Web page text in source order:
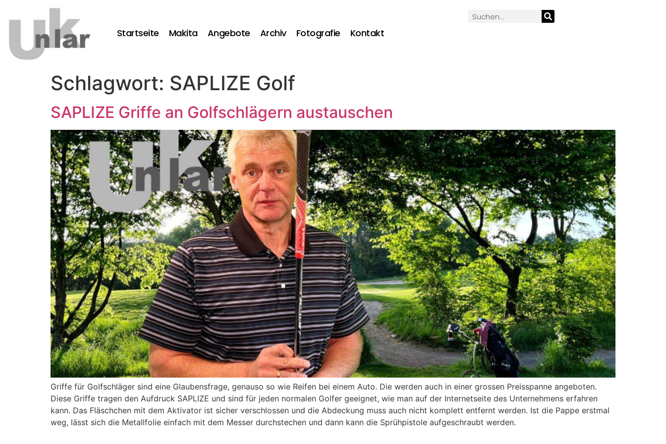
Startseite Makita Angebote Archiv Fotografie Kontakt
Schlagwort: SAPLIZE Golf
SAPLIZE Griffe an Golfschlägern austauschen
Griffe für Golfschläger sind eine Glaubensfrage, genauso so wie Reifen bei einem Auto. Die werden auch in einer grossen Preisspanne angeboten.
Diese Griffe tragen den Aufdruck SAPLIZE und sind für jeden normalen Golfer geeignet, wie man auf der Internetseite des Unternehmens erfahren
kann. Das Fläschchen mit dem Aktivator ist sicher verschlossen und die Abdeckung muss auch nicht komplett entfernt werden. Ist die Pappe erstmal
weg, lässt sich die Metallfolie einfach mit dem Messer durchstechen und dann kann die Sprühpistole aufgeschraubt werden.